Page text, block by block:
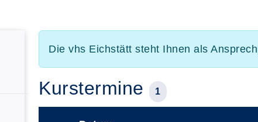
Die vhs Eichstätt steht Ihnen als
Kurstermine 1